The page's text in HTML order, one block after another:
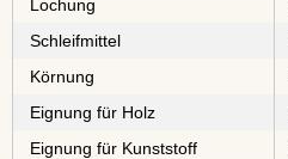
Lochung
Schleifmittel
Körnung
Eignung für Holz
Eignung für Kunststoff